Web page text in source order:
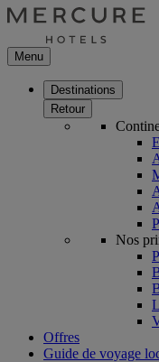
Menu
Destinations
Retour
Nos
Offres
Guide de voyage